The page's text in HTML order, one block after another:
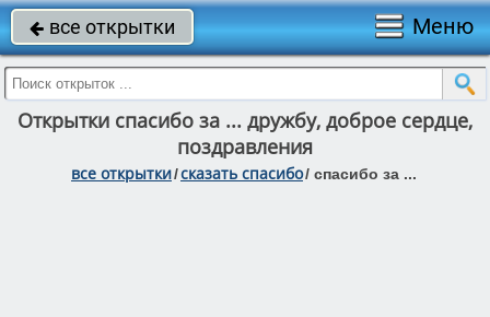
 все открытки Меню
Открытки спасибо за ... дружбу, доброе сердце,
поздравления
все открытки/сказать спасибо/ спасибо за ...